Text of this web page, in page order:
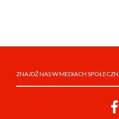
ZNAJDŹ NAS W MEDIACH